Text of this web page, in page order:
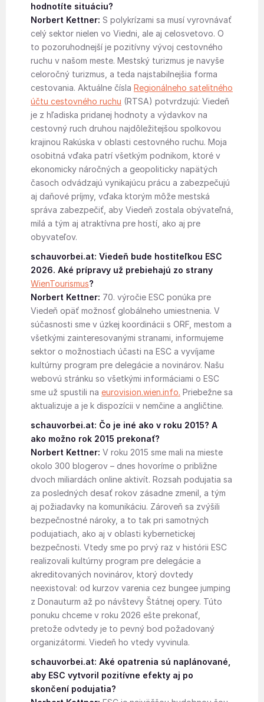
hodnotíte situáciu?
Norbert Kettner: S polykrízami sa musí vyrovnávať
celý sektor nielen vo Viedni, ale aj celosvetovo. O
to pozoruhodnejší je pozitívny vývoj cestovného
ruchu v našom meste. Mestský turizmus je navyše
celoročný turizmus, a teda najstabilnejšia forma
cestovania. Aktuálne čísla Regionálneho satelitného
účtu cestovného ruchu (RTSA) potvrdzujú: Viedeň
je z hľadiska pridanej hodnoty a výdavkov na
cestovný ruch druhou najdôležitejšou spolkovou
krajinou Rakúska v oblasti cestovného ruchu. Moja
osobitná vďaka patrí všetkým podnikom, ktoré v
ekonomicky náročných a geopoliticky napätých
časoch odvádzajú vynikajúcu prácu a zabezpečujú
aj daňové príjmy, vďaka ktorým môže mestská
správa zabezpečiť, aby Viedeň zostala obývateľná,
milá a tým aj atraktívna pre hostí, ako aj pre
obyvateľov.
schauvorbei.at: Viedeň bude hostiteľkou ESC
2026. Aké prípravy už prebiehajú zo strany
WienTourismus?
Norbert Kettner: 70. výročie ESC ponúka pre
Viedeň opäť možnosť globálneho umiestnenia. V
súčasnosti sme v úzkej koordinácii s ORF, mestom a
všetkými zainteresovanými stranami, informujeme
sektor o možnostiach účasti na ESC a vyvíjame
kultúrny program pre delegácie a novinárov. Našu
webovú stránku so všetkými informáciami o ESC
sme už spustili na eurovision.wien.info. Priebežne sa
aktualizuje a je k dispozícii v nemčine a angličtine.
schauvorbei.at: Čo je iné ako v roku 2015? A
ako možno rok 2015 prekonať?
Norbert Kettner: V roku 2015 sme mali na mieste
okolo 300 blogerov – dnes hovoríme o približne
dvoch miliardách online aktivít. Rozsah podujatia sa
za posledných desať rokov zásadne zmenil, a tým
aj požiadavky na komunikáciu. Zároveň sa zvýšili
bezpečnostné nároky, a to tak pri samotných
podujatiach, ako aj v oblasti kybernetickej
bezpečnosti. Vtedy sme po prvý raz v histórii ESC
realizovali kultúrny program pre delegácie a
akreditovaných novinárov, ktorý dovtedy
neexistoval: od kurzov varenia cez bungee jumping
z Donauturm až po návštevy Štátnej opery. Túto
ponuku chceme v roku 2026 ešte prekonať,
pretože odvtedy je to pevný bod požadovaný
organizátormi. Viedeň ho vtedy vyvinula.
schauvorbei.at: Aké opatrenia sú naplánované,
aby ESC vytvoril pozitívne efekty aj po
skončení podujatia?